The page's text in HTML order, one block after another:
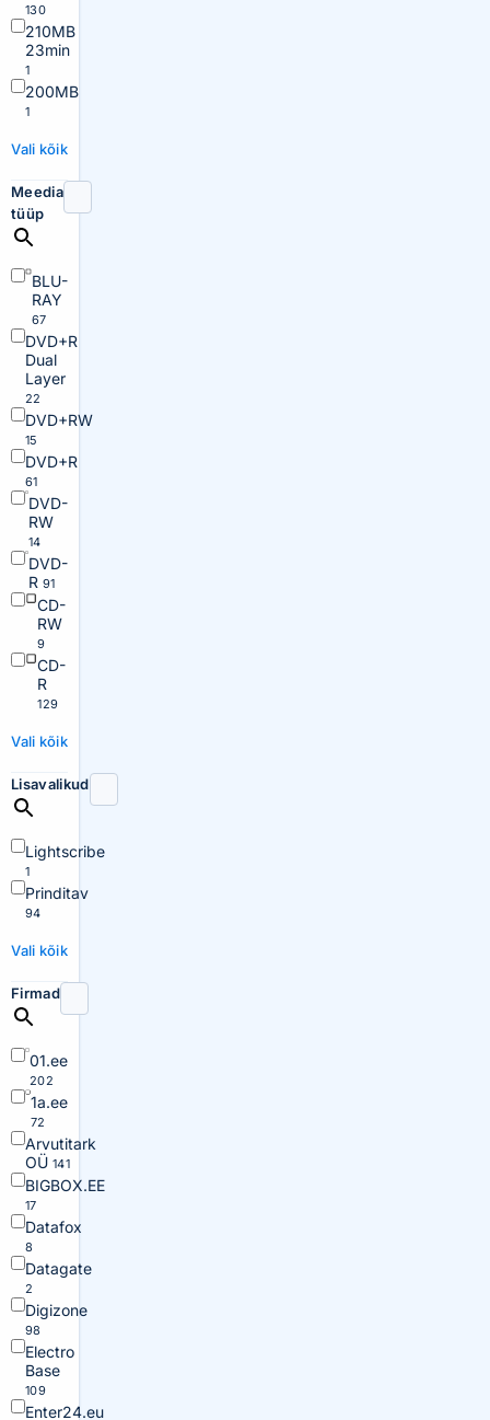
130
210MB
23min
1
200MB
1
Vali kõik
Meedia
tüüp
BLU-
RAY
67
DVD+R
Dual
Layer
22
DVD+RW
15
DVD+R
61
DVD-
RW
14
DVD-
R 91
CD-
RW
9
CD-
R
129
Vali kõik
Lisavalikud
Lightscribe
1
Prinditav
94
Vali kõik
Firmad
01.ee
202
1a.ee
72
Arvutitark
OÜ 141
BIGBOX.EE
17
Datafox
8
Datagate
2
Digizone
98
Electro
Base
109
Enter24.eu